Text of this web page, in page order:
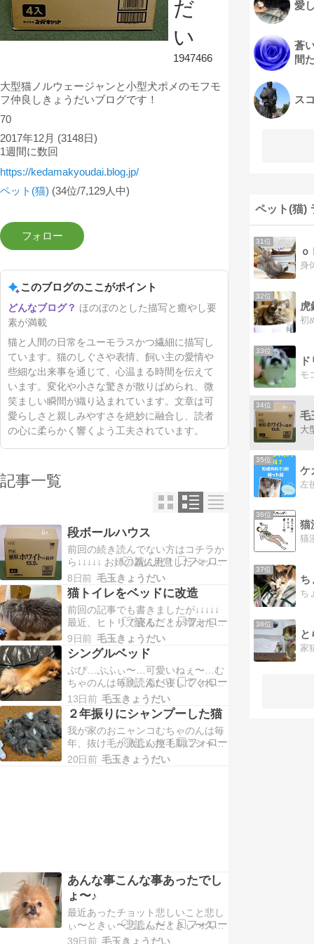
だ
い
1947466
大型猫ノルウェージャンと小型犬ポメのモフモ
フ仲良しきょうだいブログです！
70
2017年12月 (3148日)
1週間に数回
https://kedamakyoudai.blog.jp/
ペット(猫) (34位/7,129人中)
このブログのここがポイント
ほのぼのとした描写と癒やし要
素が満載
猫と人間の日常をユーモラスかつ繊細に描写し
ています。猫のしぐさや表情、飼い主の愛情や
些細な出来事を通じて、心温まる時間を伝えて
います。変化や小さな驚きが散りばめられ、微
笑ましい瞬間が織り込まれています。文章は可
愛らしさと親しみやすさを絶妙に融合し、読者
の心に柔らかく響くよう工夫されています。
記事一覧
段ボールハウス
前回の続き読んでない方はコチラか
ら↓↓↓↓↓ お姉の為に用意したベッド
ハウスはむちゃのんに乗っ取られて
しまった…さすがにもう１個猫トイ
レ買うのもなぁ〜…と、代わりにな
るものを考えてみたそういえば、お
姉…角に頭を押し付けて寝るの好き
だよな？よし…この段ボールを使っ
てその環境を再現し…
8日前 毛玉きょうだい
猫トイレをベッドに改造
前回の記事でも書きましたが↓↓↓↓↓
最近、ヒトリで寝ることが増えた暑
がりお姉さんそんな、お姉の為にベ
ッドハウスを用意してみた使ったの
はむちゃのんの体が大きくなって使
わなくなった猫トイレにマットを敷
いたもの気に入ってくれたようで中
でスヤスヤお姉が寝ています安心で
きてるようで良かっ…
9日前 毛玉きょうだい
シングルベッド
ぷぴ…ぷふぃ〜…可愛いねぇ〜…む
ちゃのんは毎晩、添い寝してくれま
すお姉も前までは一緒に寝ていまし
たが最近は暑がりになったのでヒト
リでソファーやペットベッドで寝て
います暑がりなお姉に合わせて室温
を今は２１度にしてるのでとにかく
寒い…いまだに毛布が手放せません
13日前 毛玉きょうだい
２年振りにシャンプーした猫
我が家のおニャンコむちゃのんは毎
年、抜け毛が激しい換毛期にシャン
プーしておりました(年２回)※ブラ
ッシング３日分くらいだけど一昨年
20日前 毛玉きょうだい
あんな事こんな事あったでし
ょ〜♪
最近あったチョット悲しいこと悲し
ぃ〜ときぃ〜悲しぃ〜ときぃ〜久し
振りにヨーロピアンシュガーコーン
39日前 毛玉きょうだい
愛
蒼
間
ス
ペット(猫)
31位
32位
虎
33位
モ
34位
毛
35位
ケ
36位
猫
37位
ち
ち
38位
と
家